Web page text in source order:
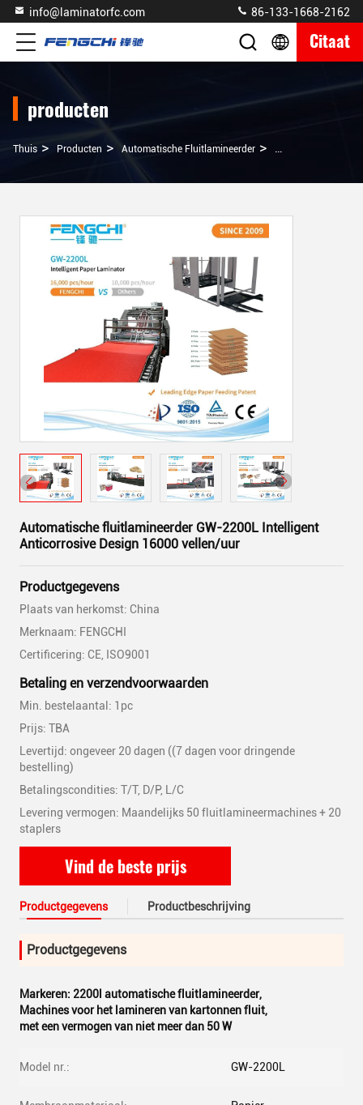
info@laminatorfc.com 86-133-1668-2162
Citaat
producten
Thuis > Producten > Automatische Fluitlamineerder > Automatische
Automatische fluitlamineerder GW-2200L Intelligent
Anticorrosive Design 16000 vellen/uur
Productgegevens
Plaats van herkomst: China
Merknaam: FENGCHI
Certificering: CE, ISO9001
Betaling en verzendvoorwaarden
Min. bestelaantal: 1pc
Prijs: TBA
Levertijd: ongeveer 20 dagen ((7 dagen voor dringende
bestelling)
Betalingscondities: T/T, D/P, L/C
Levering vermogen: Maandelijks 50 fluitlamineermachines + 20
staplers
Vind de beste prijs
Productgegevens Productbeschrijving
Productgegevens
Markeren: 2200l automatische fluitlamineerder,
Machines voor het lamineren van kartonnen fluit,
met een vermogen van niet meer dan 50 W
Model nr.: GW-2200L